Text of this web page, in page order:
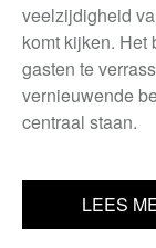
veelzijdigheid
komt kijken. Het
gasten te
vernieuwende
centraal staan.
LEES